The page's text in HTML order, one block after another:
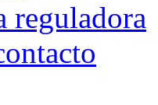
reguladora